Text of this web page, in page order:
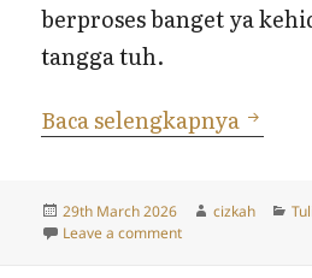
berproses banget ya
tangga tuh.
Baca selengkapnya Tips
Posted
on
29th March 2026 Author
cizkah
Leave a commenton Tips